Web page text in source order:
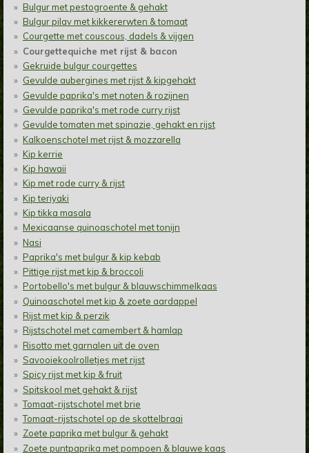
Bulgur met pestogroente & gehakt
Bulgur pilav met kikkererwten & tomaat
Courgette met couscous, dadels & vijgen
Courgettequiche met rijst & bacon
Gekruide bulgur courgettes
Gevulde aubergines met rijst & kipgehakt
Gevulde paprika's met noten & rozijnen
Gevulde paprika's met rode curry rijst
Gevulde tomaten met spinazie, gehakt en rijst
Kalkoenschotel met rijst & mozzarella
Kip kerrie
Kip hawaii
Kip met rode curry & rijst
Kip teriyaki
Kip tikka masala
Mexicaanse quinoaschotel met tonijn
Nasi
Paprika's met bulgur & kip kebab
Pittige rijst met kip & broccoli
Portobello's met bulgur & blauwschimmelkaas
Quinoaschotel met kip & zoete aardappel
Rijst met kip & perzik
Rijstschotel met camembert & hamlap
Risotto met garnalen uit de oven
Savooiekoolrolletjes met rijst
Spicy rijst met kip & fruit
Spitskool met gehakt & rijst
Tomaat-rijstschotel met brie
Tomaat-rijstschotel op de skottelbraai
Zoete paprika met bulgur & gehakt
Zoete puntpaprika met pompoen & blauwe kaas